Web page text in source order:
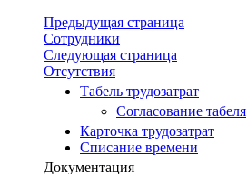
Предыдущая страница
Сотрудники
Следующая страница
Отсутствия
Табель трудозатрат
Согласование табеля
Карточка трудозатрат
Списание времени
Документация